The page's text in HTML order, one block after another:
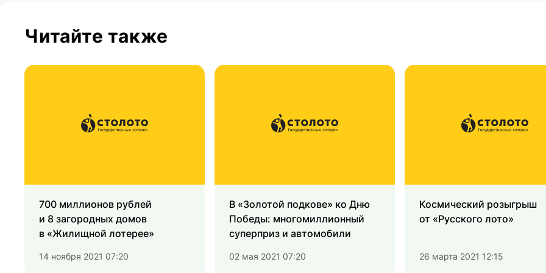
Читайте также
700 миллионов рублей
и 8 загородных домов
в «Жилищной лотерее»
14 ноября 2021 07:20
В «Золотой подкове» ко Дню
Победы: многомиллионный
суперприз и автомобили
02 мая 2021 07:20
Космический розыгрыш
от «Русского лото»
26 марта 2021 12:15